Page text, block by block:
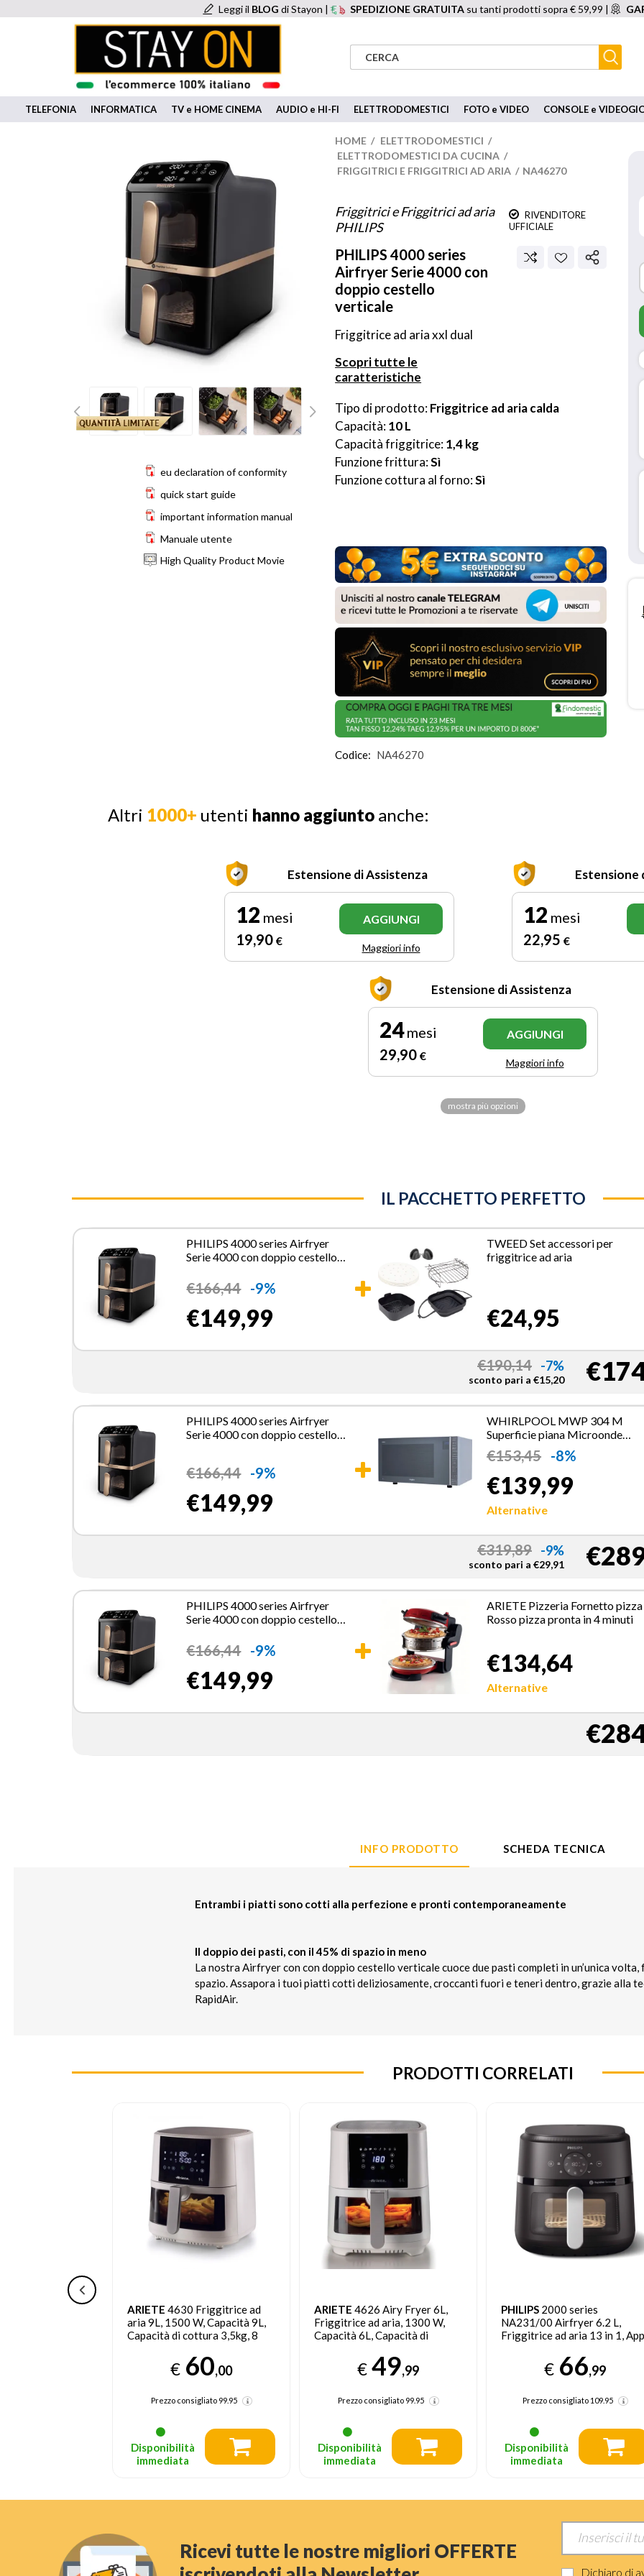
Leggi il BLOG di Stayon | SPEDIZIONE GRATUITA su tanti prodotti sopra € 59,99 |
TELEFONIA INFORMATICA TV e HOME CINEMA AUDIO e HI-FI ELETTRODOMESTICI FOTO e VIDEO CONSOLE e
eu declaration of conformity
quick start guide
important information manual
Manuale utente
High Quality Product Movie
HOME / ELETTRODOMESTICI /
ELETTRODOMESTICI DA CUCINA /
FRIGGITRICI E FRIGGITRICI AD ARIA / NA46270
Friggitrici e Friggitrici ad aria
PHILIPS
RIVENDITORE
UFFICIALE
PHILIPS 4000 series
Airfryer Serie 4000 con
doppio cestello
verticale
Friggitrice ad aria xxl dual
Scopri tutte le
caratteristiche
Tipo di prodotto: Friggitrice ad aria calda
Capacità: 10 L
Capacità friggitrice: 1,4 kg
Funzione frittura: Sì
Funzione cottura al forno: Sì
Codice: NA46270
Altri 1000+ utenti hanno aggiunto anche:
Estensione di Assistenza
12 mesi
19,90 €
AGGIUNGI
Maggiori info
Estensione
12 mesi
22,95 €
Estensione di Assistenza
24mesi
29,90 €
AGGIUNGI
Maggiori info
mostra più opzioni
IL PACCHETTO PERFETTO
PHILIPS 4000 series Airfryer
Serie 4000 con doppio cestello
€166,44 -9%
€149,99
TWEED Set accessori per
friggitrice ad aria
€24,95
€190,14 -7%
sconto pari a €15,20
PHILIPS 4000 series Airfryer
Serie 4000 con doppio cestello
€166,44 -9%
€149,99
WHIRLPOOL MWP 304 M
Superficie piana Microonde
combinato 30 L 900 W
€153,45 -8%
€139,99
Alternative
€319,89 -9%
sconto pari a €29,91
PHILIPS 4000 series Airfryer
Serie 4000 con doppio cestello
€166,44 -9%
€149,99
ARIETE Pizzeria Fornetto pizza
Rosso pizza pronta in 4 minuti
€134,64
Alternative
INFO PRODOTTO SCHEDA TECNICA
Entrambi i piatti sono cotti alla perfezione e pronti contemporaneamente
Il doppio dei pasti, con il 45% di spazio in meno
La nostra Airfryer con con doppio cestello verticale cuoce due pasti completi in un’unica
spazio. Assapora i tuoi piatti cotti deliziosamente, croccanti fuori e teneri dentro, grazie alla
RapidAir.
PRODOTTI CORRELATI
ARIETE 4630 Friggitrice ad
aria 9L, 1500 W, Capacità 9L,
Capacità di cottura 3,5kg, 8
Temperatura fino a 200°,
Cestello trasparente per
€ 60,00
Prezzo consigliato99.95
Disponibilità
immediata
ARIETE 4626 Airy Fryer 6L,
Friggitrice ad aria, 1300 W,
Capacità 6L, Capacità di
preimpostati, Temperatura fino
a 200°, Cestello trasparente
€ 49,99
Prezzo consigliato99.95
Disponibilità
immediata
PHILIPS 2000 series
NA231/00 Airfryer 6.2 L,
Friggitrice ad aria 13 in 1, App
€ 66,99
Prezzo consigliato109.95
Disponibilità
immediata
Ricevi tutte le nostre migliori OFFERTE
Dichiaro di